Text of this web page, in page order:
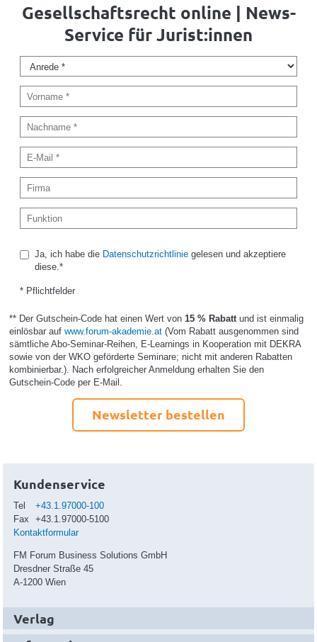
Gesellschaftsrecht online | News-
Service für Jurist:innen
Ja, ich habe die Datenschutzrichtliniegelesen und akzeptiere
diese.*
* Pflichtfelder
** Der Gutschein-Code hat einen Wert von 15 % Rabatt und ist einmalig
einlösbar auf www.forum-akademie.at(Vom Rabatt ausgenommen sind
sämtliche Abo-Seminar-Reihen, E-Learnings in Kooperation mit DEKRA
sowie von der WKO geförderte Seminare; nicht mit anderen Rabatten
kombinierbar.). Nach erfolgreicher Anmeldung erhalten Sie den
Gutschein-Code per E-Mail.
Newsletter bestellen
Kundenservice
Tel
+43.1.97000-100
Fax
+43.1.97000-5100
Kontaktformular
FM Forum Business Solutions GmbH
Dresdner Straße 45
A-1200 Wien
Verlag